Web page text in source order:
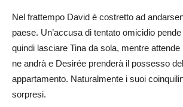
Nel frattempo David è costretto ad
paese. Un’accusa di tentato omicidio
quindi lasciare Tina da sola, mentre
ne andrà e Desirée prenderà il possesso
appartamento. Naturalmente i suoi
sorpresi.